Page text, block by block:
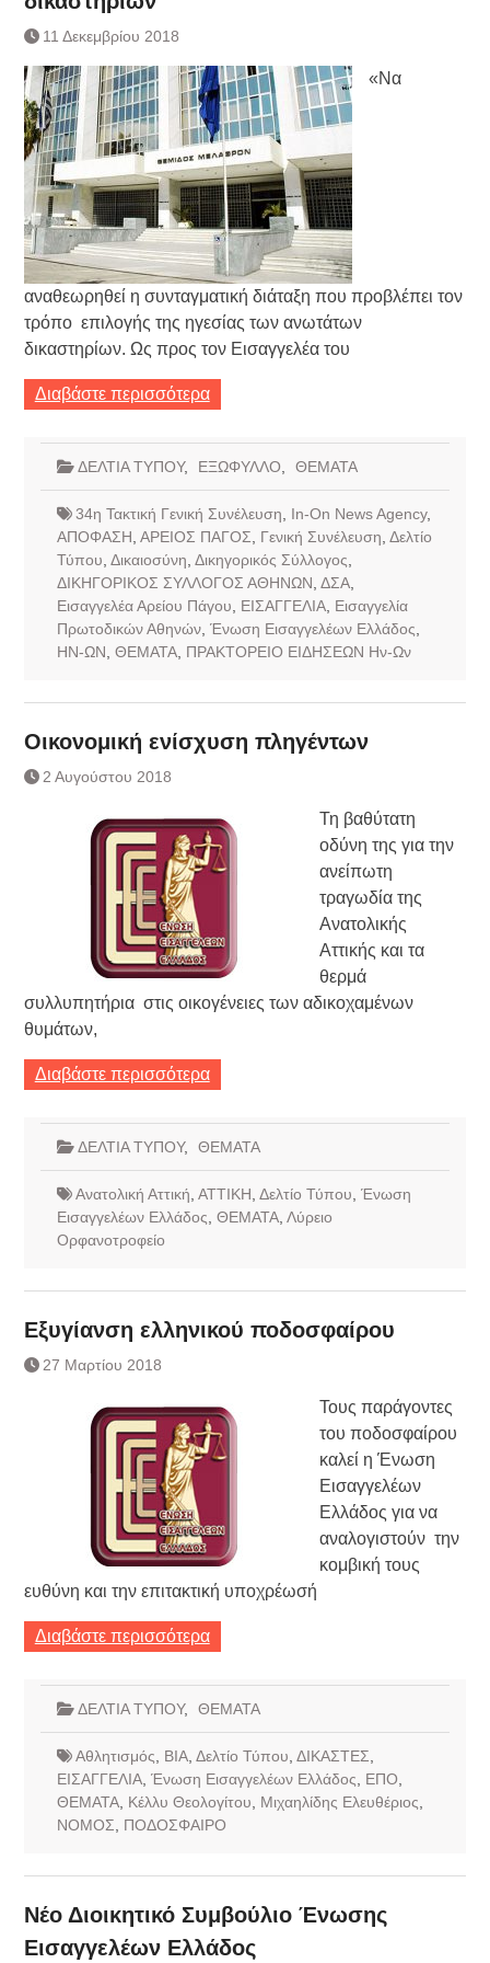
Συναλλάγματος &
Τραπεζογραμματίων 7-3-2019
Ημερήσιο Δελτίο Τιμών
Συναλλάγματος &
Τραπεζογραμματίων 4-3-2019
Κάθοδος αγροτών
Δικαιοσύνη
11 Δεκεμβρίου 2018
«Να
αναθεωρηθεί η συνταγματική διάταξη που προβλέπει τον
τρόπο επιλογής της ηγεσίας των ανωτάτων
δικαστηρίων. Ως προς τον Εισαγγελέα του
Διαβάστε περισσότερα
ΔΕΛΤΙΑ ΤΥΠΟΥ, ΕΞΩΦΥΛΛΟ ΘΕΜΑΤΑ
34η Τακτική Γενική Συνέλευση In-On News Agency,
ΑΠΟΦΑΣΗ ΑΡΕΙΟΣ ΠΑΓΟΣ Γενική Συνέλευση Δελτίο
Τύπου Δικαιοσύνη Δικηγορικός Σύλλογος
ΔΙΚΗΓΟΡΙΚΟΣ ΣΥΛΛΟΓΟΣ ΑΘΗΝΩΝ ΔΣΑ,
Εισαγγελέα Αρείου Πάγου
ΕΙΣΑΓΓΕΛΙΑ, Εισαγγελία
Πρωτοδικών Αθηνών, Ένωση Εισαγγελέων Ελλάδος
ΗΝ-ΩΝ ΘΕΜΑΤΑ, ΠΡΑΚΤΟΡΕΙΟ ΕΙΔΗΣΕΩΝ Ην-Ων
Οικονομική ενίσχυση πληγέντων
2 Αυγούστου 2018
Τη βαθύτατη
οδύνη της για την
ανείπωτη
τραγωδία της
Ανατολικής
Αττικής και τα
θερμά
συλλυπητήρια στις οικογένειες των αδικοχαμένων
θυμάτων,
Διαβάστε περισσότερα
ΔΕΛΤΙΑ ΤΥΠΟΥ, ΘΕΜΑΤΑ
Ανατολική Αττική ΑΤΤΙΚΗ Δελτίο Τύπου Ένωση
Εισαγγελέων Ελλάδος ΘΕΜΑΤΑ, Λύρειο
Ορφανοτροφείο
Εξυγίανση ελληνικού ποδοσφαίρου
27 Μαρτίου 2018
Τους παράγοντες
του ποδοσφαίρου
καλεί η Ένωση
Εισαγγελέων
Ελλάδος για να
αναλογιστούν την
κομβική τους
ευθύνη και την επιτακτική υποχρέωσή
Διαβάστε περισσότερα
ΔΕΛΤΙΑ ΤΥΠΟΥ, ΘΕΜΑΤΑ
Αθλητισμός ΒΙΑ, Δελτίο Τύπου ΔΙΚΑΣΤΕΣ
ΕΙΣΑΓΓΕΛΙΑ, Ένωση Εισαγγελέων Ελλάδος ΕΠΟ
ΘΕΜΑΤΑ, Κέλλυ Θεολογίτου Μιχαηλίδης Ελευθέριος
ΝΟΜΟΣ
ΠΟΔΟΣΦΑΙΡΟ
Νέο Διοικητικό Συμβούλιο Ένωσης
Εισαγγελέων Ελλάδος